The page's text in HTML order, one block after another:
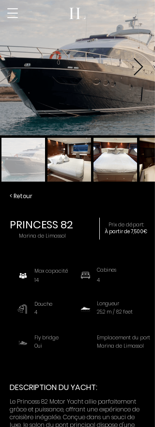
< Retour
PRINCESS 82
Marina de Limassol
Prix de départ:
À partir de 7,500€
Max capacité
14
Cabines
4
Douche
4
Longueur
25.2 m / 82 feet
Fly bridge
Oui
Emplacement du port
Marina de Limassol
DESCRIPTION DU YACHT:
Le Princess 82 Motor Yacht allie parfaitement
grâce et puissance, offrant une expérience de
croisière inégalée. Conçue dans un souci de
luxe, le salon du pont principal dispose d'une